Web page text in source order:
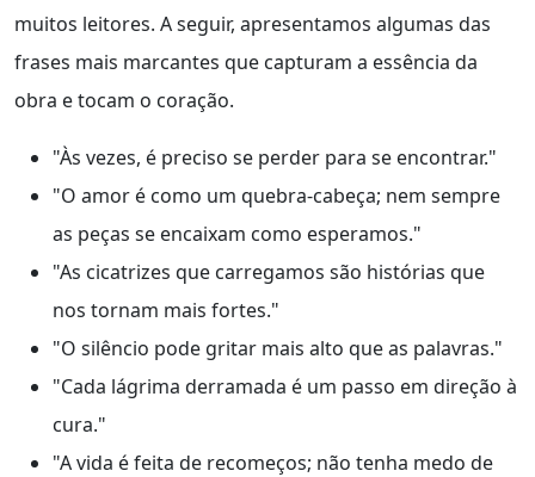
muitos leitores. A seguir, apresentamos algumas das
frases mais marcantes que capturam a essência da
obra e tocam o coração.
"Às vezes, é preciso se perder para se encontrar."
"O amor é como um quebra-cabeça; nem sempre
as peças se encaixam como esperamos."
"As cicatrizes que carregamos são histórias que
nos tornam mais fortes."
"O silêncio pode gritar mais alto que as palavras."
"Cada lágrima derramada é um passo em direção à
cura."
"A vida é feita de recomeços; não tenha medo de